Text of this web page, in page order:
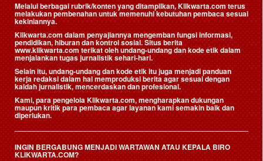
Melalui berbagai rubrik/konten yang ditampilkan, Klikwarta.com terus
melakukan pembenahan untuk memenuhi kebutuhan pembaca sesuai
kekiniannya.
Klikwarta.com dalam penyajiannya mengemban fungsi informasi,
pendidikan, hiburan dan kontrol sosial. Situs berita
www.klikwarta.com terikat oleh undang-undang dan kode etik dalam
menjalankan tugas jurnalistik sehari-hari.
Selain itu, undang-undang dan kode etik itu juga menjadi panduan
kerja redaksi dalam hal memproduksi berita agar sesuai dengan
kaidah jurnalistik, mencerdaskan dan profesional.
Kami, para pengelola Klikwarta.com, mengharapkan dukungan
maupun kritik para pembaca agar layanan kami semakin baik dan
diperlukan.
INGIN BERGABUNG MENJADI WARTAWAN ATAU KEPALA BIRO
KLIKWARTA.COM?